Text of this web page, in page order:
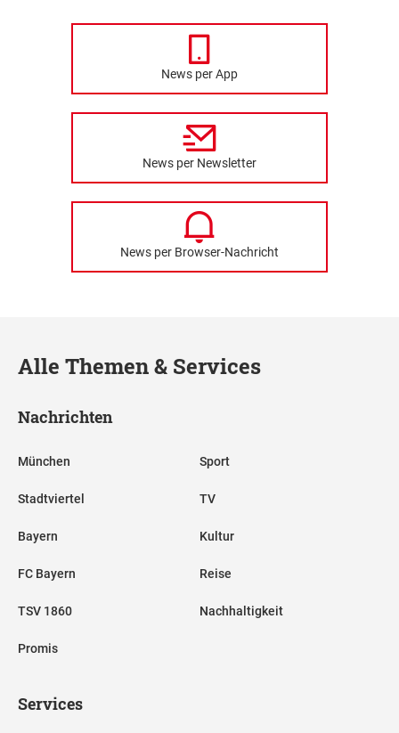
News per App
News per Newsletter
News per Browser-Nachricht
Alle Themen & Services
Nachrichten
München
Stadtviertel
Bayern
FC Bayern
TSV 1860
Promis
Sport
TV
Kultur
Reise
Nachhaltigkeit
Services